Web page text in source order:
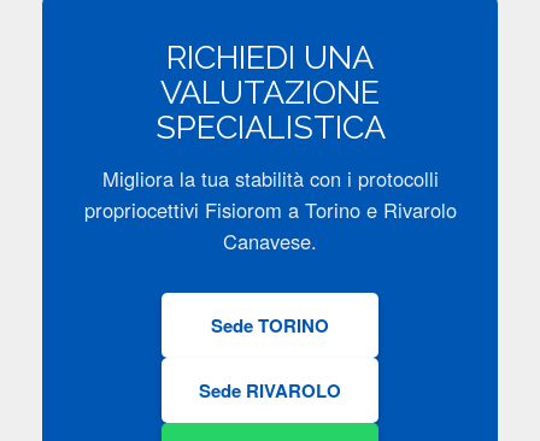
RICHIEDI UNA
VALUTAZIONE
SPECIALISTICA
Migliora la tua stabilità con i protocolli
propriocettivi Fisiorom a Torino e Rivarolo
Canavese.
Sede TORINO
Sede RIVAROLO